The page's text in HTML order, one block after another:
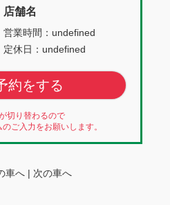
店舗名
営業時間：undefined
定休日：undefined
約をする
切り替わるので
ご入力をお願いします。
車へ | 次の車へ